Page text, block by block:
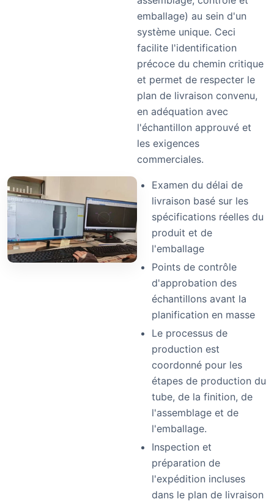
emballage) au sein d'un
système unique. Ceci
facilite l'identification
précoce du chemin critique
et permet de respecter le
plan de livraison convenu,
en adéquation avec
l'échantillon approuvé et
les exigences
commerciales.
Examen du délai de
livraison basé sur les
spécifications réelles du
produit et de
l'emballage
Points de contrôle
d'approbation des
échantillons avant la
planification en masse
Le processus de
production est
coordonné pour les
étapes de production du
tube, de la finition, de
l'assemblage et de
l'emballage.
Inspection et
préparation de
l'expédition incluses
dans le plan de livraison